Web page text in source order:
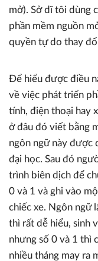
mở). Sở dĩ tôi dùng
phần mềm nguồn
quyền tự do thay
Để hiểu được điều
về việc phát triển
tính, điện thoại hay
ở đâu đó viết bằng
ngôn ngữ này được
đại học. Sau đó
trình biên dịch để
0 và 1 và ghi vào
chiếc xe. Ngôn ngữ
thì rất dễ hiểu, sinh
nhưng số 0 và 1 thì
nhiều tháng may ra